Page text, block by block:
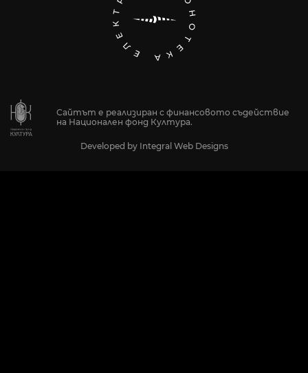
Сайтът е реализиран с финансовото съдействие
на Национален фонд Култура.
Developed by Integral Web Designs